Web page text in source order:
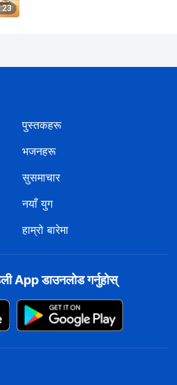
पुस्तकहरू
भजनहरू
सुसमाचार
नयाँ युग
हाम्रो बारेमा
App डाउनलोड गर्नुहोस्